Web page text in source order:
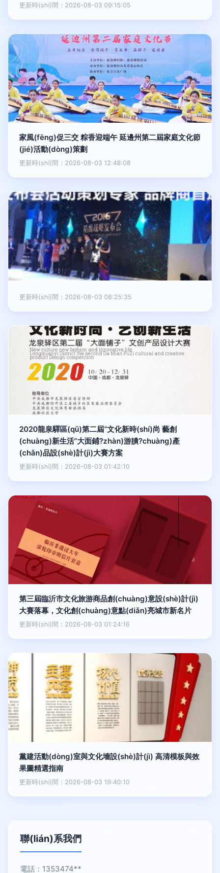
更新時(shí)間：2026-08-03 09:15:05
家風(fēng)促三交 粽香迎端午 延邊州第二屆家庭文化節
(jié)活動(dòng)策劃
更新時(shí)間：2026-08-03 12:48:08
更新時(shí)間：2026-08-03 08:25:35
2020龍泉驛區(qū)第二屆“文化新時(shí)尚 藝創
(chuàng)新生活”大面鋪?zhàn)游膭?chuàng)產
(chǎn)品設(shè)計(jì)大賽方案
更新時(shí)間：2026-08-03 01:42:10
第三屆臨沂市文化旅游商品創(chuàng)意設(shè)計(jì)
大賽落幕，文化創(chuàng)意點(diǎn)亮城市新名片
更新時(shí)間：2026-08-03 01:24:16
黨建活動(dòng)室與文化墻設(shè)計(jì) 高清模板與效
果圖精選指南
更新時(shí)間：2026-08-03 19:40:10
聯(lián)系我們
電話：1353474**